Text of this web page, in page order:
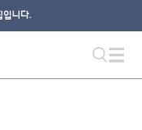
입니다.